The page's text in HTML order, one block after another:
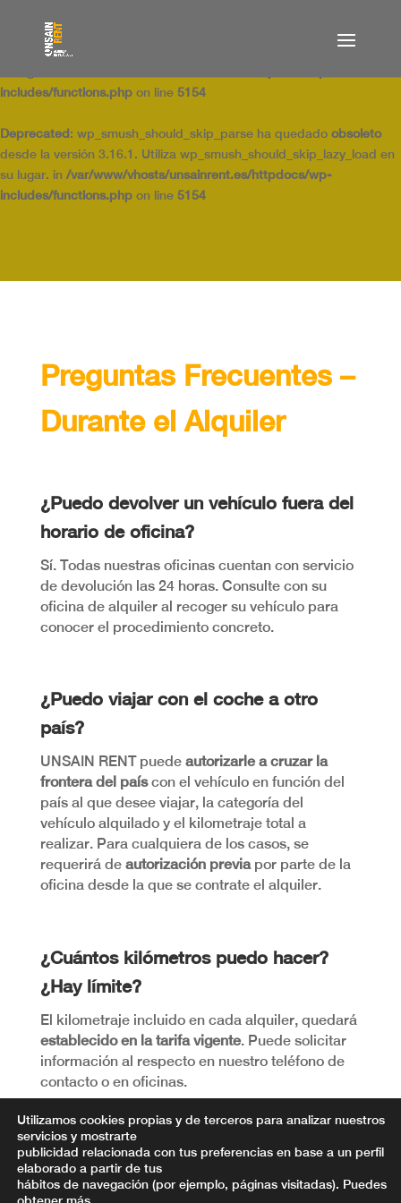
Deprecated
desde la versión 3.16.1. Utiliza wp_smush_should_skip_lazy_load en
includes/functions.php on line 5154
Deprecated: wp_smush_should_skip_parse ha quedado obsoleto
desde la versión 3.16.1. Utiliza wp_smush_should_skip_lazy_load en
su lugar. in /var/www/vhosts/unsainrent.es/httpdocs/wp-
includes/functions.php on line 5154
Preguntas Frecuentes –
Durante el Alquiler
¿Puedo devolver un vehículo fuera del
horario de oficina?
Sí. Todas nuestras oficinas cuentan con servicio
de devolución las 24 horas. Consulte con su
oficina de alquiler al recoger su vehículo para
conocer el procedimiento concreto.
¿Puedo viajar con el coche a otro
país?
UNSAIN RENT puede autorizarle a cruzar la
frontera del paíscon el vehículo en función del
país al que desee viajar, la categoría del
vehículo alquilado y el kilometraje total a
realizar. Para cualquiera de los casos, se
requerirá de autorización previapor parte de la
oficina desde la que se contrate el alquiler.
¿Cuántos kilómetros puedo hacer?
¿Hay límite?
El kilometraje incluido en cada alquiler, quedará
establecido en la tarifa vigente. Puede solicitar
información al respecto en nuestro teléfono de
contacto o en oficinas.
Política de Privacidad y Cookies
Aviso Legal
Utilizamos cookies propias y de terceros para analizar nuestros
servicios y mostrarte
publicidad relacionada con tus preferencias en base a un perfil
elaborado a partir de tus
hábitos de navegación (por ejemplo, páginas visitadas). Puedes